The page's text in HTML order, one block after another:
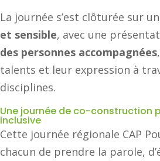
La journée s’est clôturée sur
et sensible, avec une
des personnes accompagnées
talents et leur expression à
disciplines.
Une journée de co-construction
inclusive
Cette journée régionale CAP
chacun de prendre la parole,